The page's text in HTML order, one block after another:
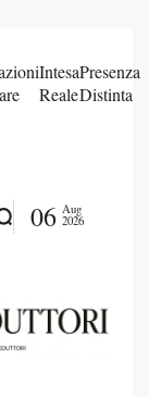
Intesa
Reale
Presenza
Distinta
06 Aug
2026